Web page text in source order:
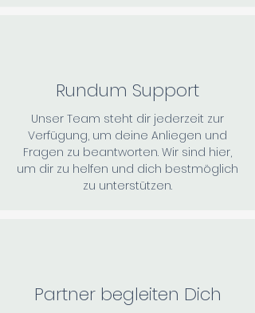
Rundum Support
Unser Team steht dir jederzeit zur
Verfügung, um deine Anliegen und
Fragen zu beantworten. Wir sind hier,
um dir zu helfen und dich bestmöglich
zu unterstützen.
Partner begleiten Dich